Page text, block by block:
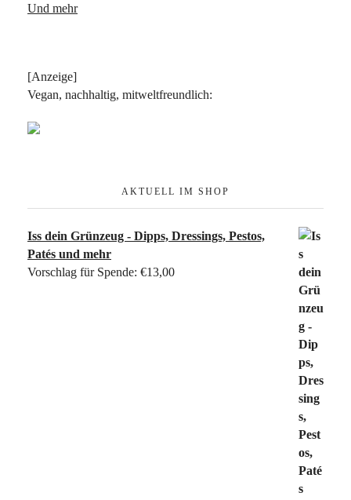
Und mehr
[Anzeige]
Vegan, nachhaltig, mitweltfreundlich:
AKTUELL IM SHOP
Iss dein Grünzeug - Dipps, Dressings, Pestos,
Patés und mehr
Vorschlag für Spende: €13,00